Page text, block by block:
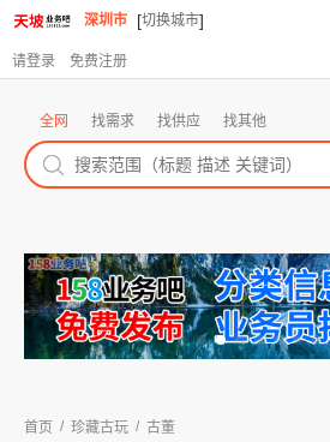
深圳市 [切换城市]
请登录 免费注册
全网 找需求 找供应 找其他
首页 / 珍藏古玩 / 古董